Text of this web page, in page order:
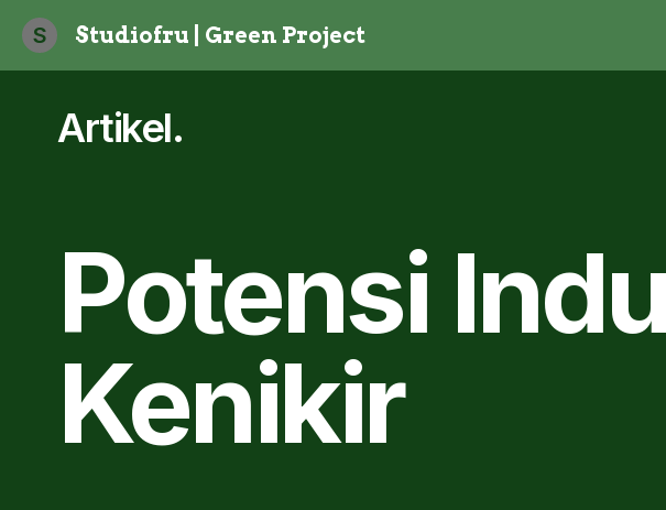
S Studiofru | Green Project
Artikel.
Potensi
Kenikir